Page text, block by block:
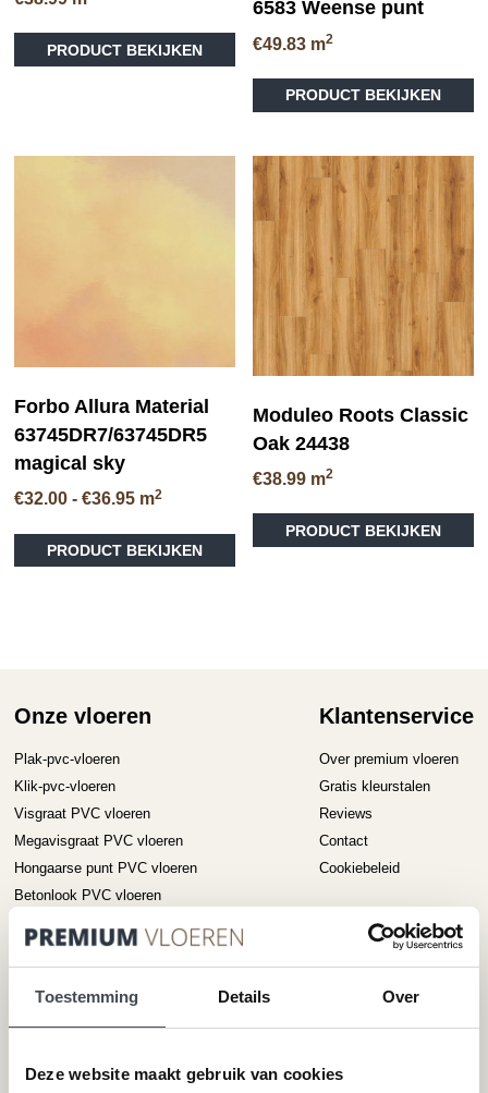
Toestemming Details Over
Deze website maakt gebruik van cookies
PRODUCT BEKIJKEN
product
meerdere
optie
kan
gekozen
productpagina
6583 Weense punt
€49.83 m2
PRODUCT BEKIJKEN
Forbo Allura Material
63745DR7/63745DR5
magical sky
€32.00 - €36.95Prijsklasse:
tot
€36.95
m2
PRODUCT BEKIJKEN
product
productpagina
Moduleo Roots Classic
Oak 24438
€38.99 m2
PRODUCT BEKIJKEN
Onze vloeren
Plak-pvc-vloeren
Klik-pvc-vloeren
Visgraat PVC vloeren
Megavisgraat PVC vloeren
Hongaarse punt PVC vloeren
Betonlook PVC vloeren
Steenlook PVC vloeren
Klantenservice
Over premium vloeren
Gratis kleurstalen
Reviews
Contact
Cookiebeleid
Merken
Pvc-vloeren van Forbo
Service